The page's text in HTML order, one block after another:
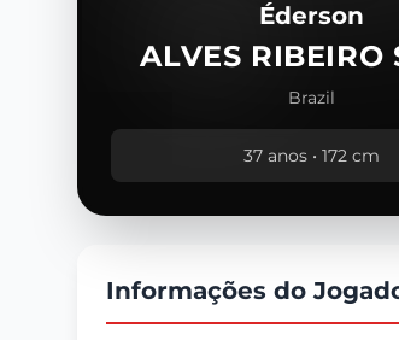
Éderson
ALVES RIBEIRO
Brazil
37 anos • 172 cm
Informações do